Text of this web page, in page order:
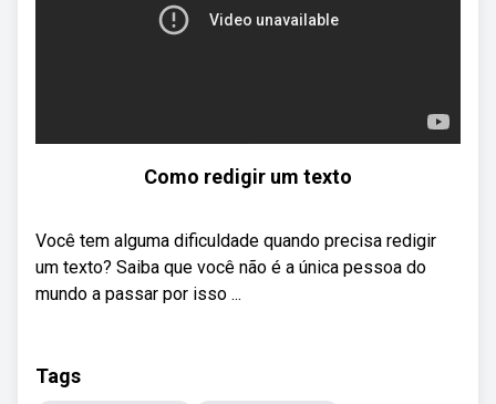
Como redigir um texto
Você tem alguma dificuldade quando precisa redigir
um texto? Saiba que você não é a única pessoa do
mundo a passar por isso ...
Tags